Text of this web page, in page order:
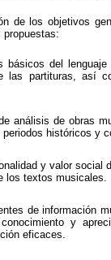
de los objetivos
básicos del
las partituras, así
análisis de obras
históricos y
y valor social
los textos musicales.
de información
y
eficaces.